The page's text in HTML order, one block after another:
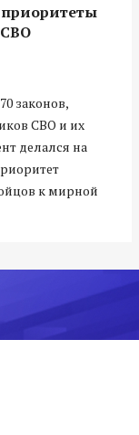
законов,
СВО и их
делался на
к мирной